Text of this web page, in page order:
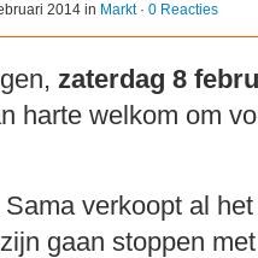
2014 in Markt· 0 Reacties
zaterdag 8
harte welkom om
verkoopt al
gaan stoppen